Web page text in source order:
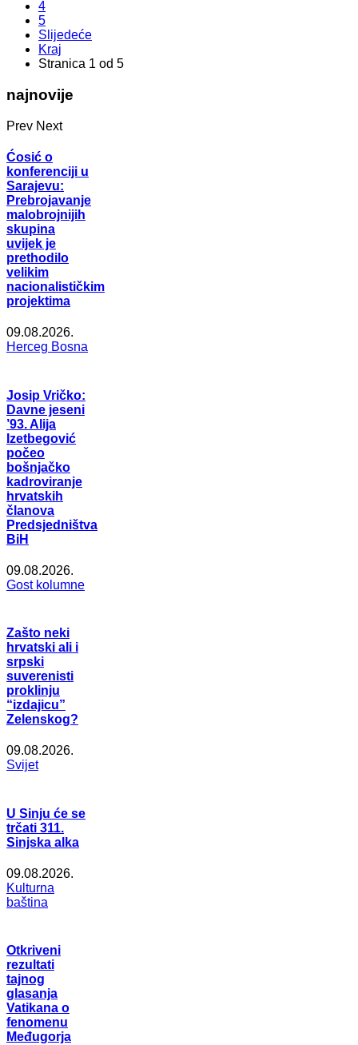
4
5
Slijedeće
Kraj
Stranica 1 od 5
najnovije
Prev Next
Ćosić o
konferenciji u
Sarajevu:
Prebrojavanje
malobrojnijih
skupina
uvijek je
prethodilo
velikim
nacionalističkim
projektima
09.08.2026.
Herceg Bosna
Josip Vričko:
Davne jeseni
’93. Alija
Izetbegović
počeo
bošnjačko
kadroviranje
hrvatskih
članova
Predsjedništva
BiH
09.08.2026.
Gost kolumne
Zašto neki
hrvatski ali i
srpski
suverenisti
proklinju
“izdajicu”
Zelenskog?
09.08.2026.
Svijet
U Sinju će se
trčati 311.
Sinjska alka
09.08.2026.
Kulturna
baština
Otkriveni
rezultati
tajnog
glasanja
Vatikana o
fenomenu
Međugorja